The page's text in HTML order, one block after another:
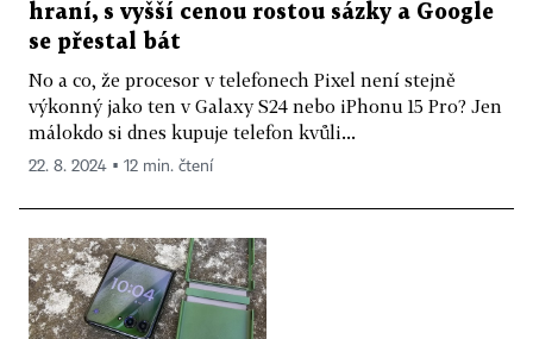
hraní, s vyšší cenou rostou sázky a Google
se přestal bát
No a co, že procesor v telefonech Pixel není stejně
výkonný jako ten v Galaxy S24 nebo iPhonu 15 Pro? Jen
málokdo si dnes kupuje telefon kvůli...
22. 8. 2024 ▪ 12 min. čtení